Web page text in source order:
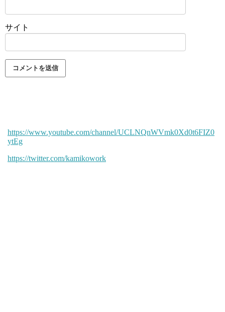
サイト
https://www.youtube.com/channel/UCLNQnWVmk0Xd0t6FIZ0
ytEg
https://twitter.com/kamikowork